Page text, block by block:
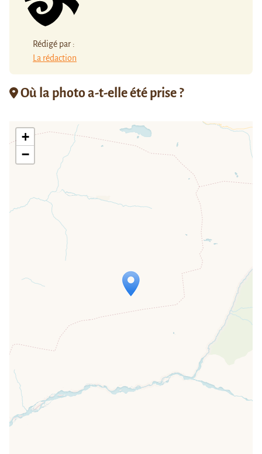
Rédigé par :
La rédaction
Où la photo a-t-elle été prise ?
Travelers' Map is loading...
If you see this after your page is
loaded completely, leafletJS files are
missing.
+
−